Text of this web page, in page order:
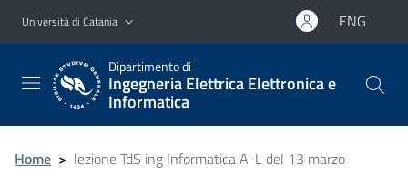
Vai al contenuto principale
Vai al menu di navigazione
Università di Catania ENG
Dipartimento di
Ingegneria Elettrica Elettronica e
Informatica
Home > lezione TdS ing Informatica A-L del 13 marzo